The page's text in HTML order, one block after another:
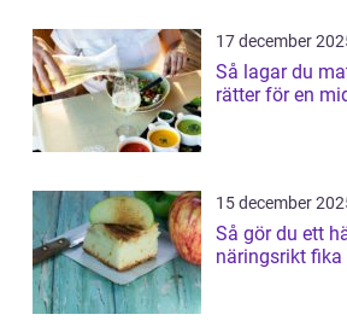
17 december
Så lagar du
rätter för en
15 december
Så gör du ett
näringsrikt fika